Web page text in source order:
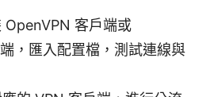
客戶端或
，匯入配置檔，測試連線與